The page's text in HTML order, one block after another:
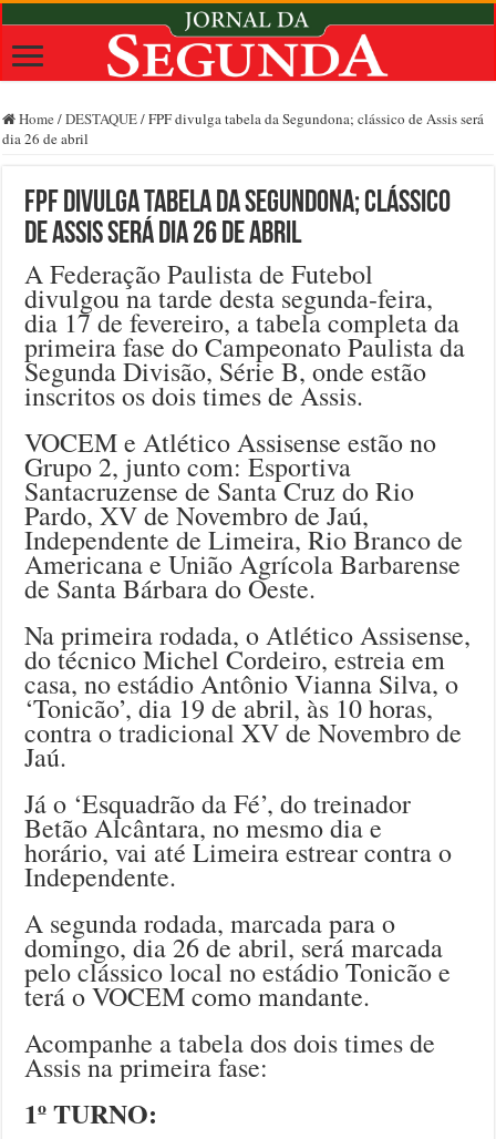
Home /DESTAQUE/FPF divulga tabela da Segundona; clássico de Assis será
dia 26 de abril
FPF divulga tabela da Segundona; clássico
de Assis será dia 26 de abril
A Federação Paulista de Futebol
divulgou na tarde desta segunda-feira,
dia 17 de fevereiro, a tabela completa da
primeira fase do Campeonato Paulista da
Segunda Divisão, Série B, onde estão
inscritos os dois times de Assis.
VOCEM e Atlético Assisense estão no
Grupo 2, junto com: Esportiva
Santacruzense de Santa Cruz do Rio
Pardo, XV de Novembro de Jaú,
Independente de Limeira, Rio Branco de
Americana e União Agrícola Barbarense
de Santa Bárbara do Oeste.
Na primeira rodada, o Atlético Assisense,
do técnico Michel Cordeiro, estreia em
casa, no estádio Antônio Vianna Silva, o
‘Tonicão’, dia 19 de abril, às 10 horas,
contra o tradicional XV de Novembro de
Jaú.
Já o ‘Esquadrão da Fé’, do treinador
Betão Alcântara, no mesmo dia e
horário, vai até Limeira estrear contra o
Independente.
A segunda rodada, marcada para o
domingo, dia 26 de abril, será marcada
pelo clássico local no estádio Tonicão e
terá o VOCEM como mandante.
Acompanhe a tabela dos dois times de
Assis na primeira fase:
1º TURNO: